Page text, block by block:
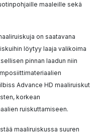
maaleille sekä
on saatavana
löytyy laaja valikoima
pinnan laadun niin
Advance HD maaliruiskut
korkean
ruiskuttamiseen.
maaliruiskussa suuren